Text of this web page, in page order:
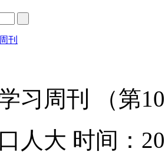
刊
习周刊 （第
人大 时间：